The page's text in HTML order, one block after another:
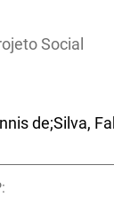
Social
de;Silva,